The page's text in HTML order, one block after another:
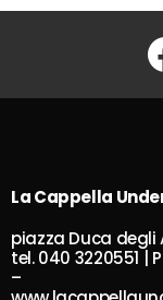
La Cappella
piazza Duca degli
tel. 040 3220551 |
–